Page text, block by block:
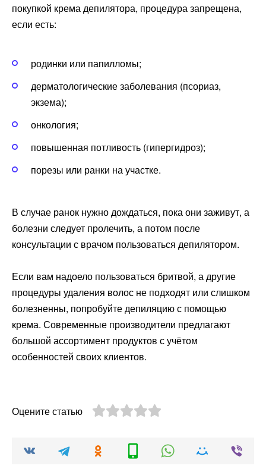
покупкой крема депилятора, процедура запрещена,
если есть:
родинки или папилломы;
дерматологические заболевания (псориаз,
экзема);
онкология;
повышенная потливость (гипергидроз);
порезы или ранки на участке.
В случае ранок нужно дождаться, пока они заживут, а
болезни следует пролечить, а потом после
консультации с врачом пользоваться депилятором.
Если вам надоело пользоваться бритвой, а другие
процедуры удаления волос не подходят или слишком
болезненны, попробуйте депиляцию с помощью
крема. Современные производители предлагают
большой ассортимент продуктов с учётом
особенностей своих клиентов.
Оцените статью